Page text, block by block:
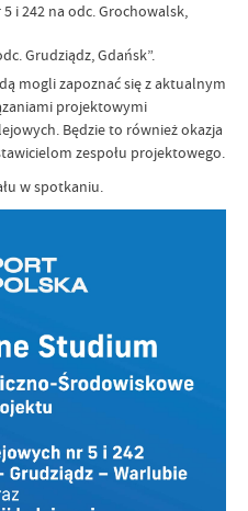
i 242 na odc. Grochowalsk,
Grudziądz, Gdańsk”.
mogli zapoznać się z aktualnym
projektowymi
Będzie to również okazja
zespołu projektowego.
w spotkaniu.